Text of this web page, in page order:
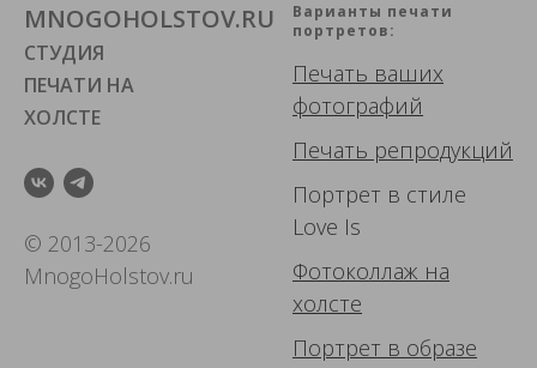
MNOGOHOLSTOV.RU
СТУДИЯ
ПЕЧАТИ НА
ХОЛСТЕ
© 2013-2026
MnogoHolstov.ru
Варианты печати
портретов:
Печать ваших
фотографий
Печать репродукций
Портрет в стиле
Love Is
Фотоколлаж на
холсте
Портрет в образе